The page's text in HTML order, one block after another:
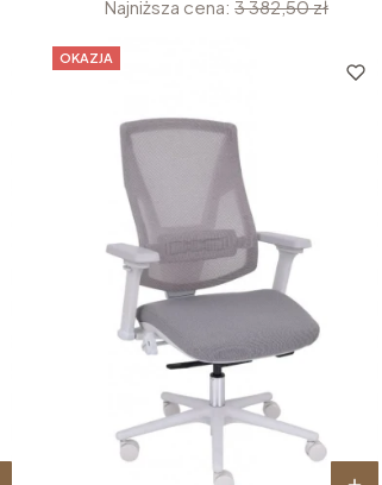
Najniższa cena: 3 382,50 zł
OKAZJA